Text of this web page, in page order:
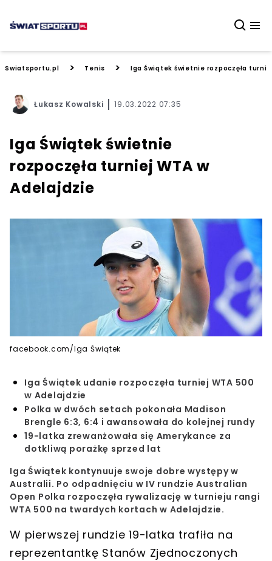
Swiatsportu.pl > Tenis > Iga Świątek świetnie rozpoczęła
Łukasz Kowalski 19.03.2022 07:35
Iga Świątek świetnie
rozpoczęła turniej WTA w
Adelajdzie
facebook.com/Iga Świątek
Iga Świątek udanie rozpoczęła turniej WTA 500
w Adelajdzie
Polka w dwóch setach pokonała Madison
Brengle 6:3, 6:4 i awansowała do kolejnej rundy
19-latka zrewanżowała się Amerykance za
dotkliwą porażkę sprzed lat
Iga Świątek kontynuuje swoje dobre występy w
Australii. Po odpadnięciu w IV rundzie Australian
Open Polka rozpoczęła rywalizację w turnieju rangi
WTA 500 na twardych kortach w Adelajdzie.
W pierwszej rundzie 19-latka trafiła na
reprezentantkę Stanów Zjednoczonych